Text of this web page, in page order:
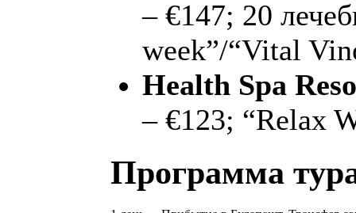
– €147; 20
week”/“Vital
Health Spa
– €123; “Relax
Программа